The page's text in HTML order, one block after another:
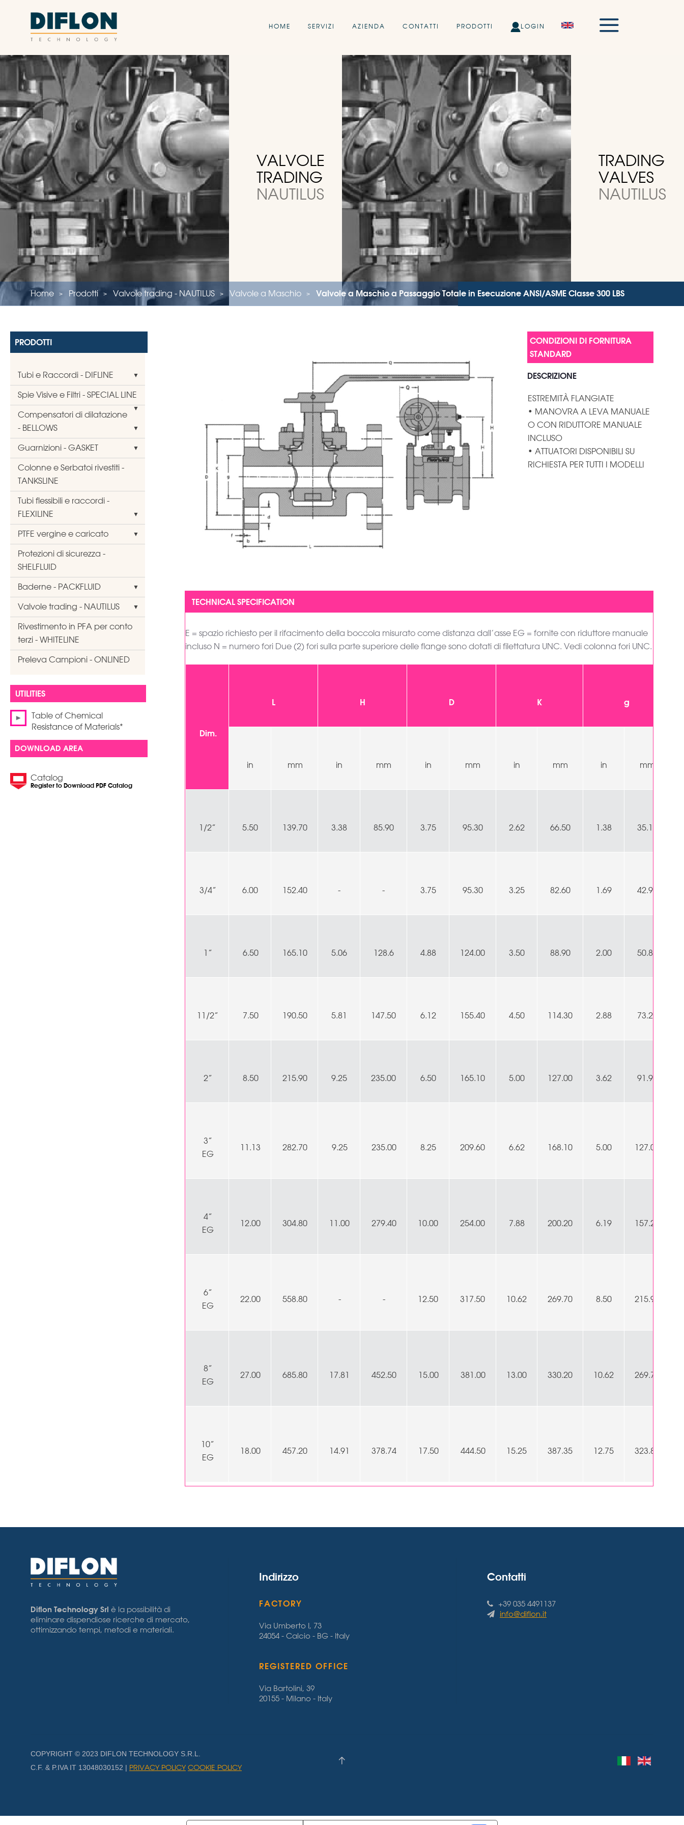
HOME SERVIZI AZIENDA CONTATTI PRODOTTI LOGIN
VALVOLE
TRADING
NAUTILUS
TRADING
VALVES
NAUTILUS
Home Prodotti Valvole trading - NAUTILUS Valvole a Maschio Valvole a Maschio a Passaggio Totale in Esecuzione ANSI/ASME Classe 300 LBS
PRODOTTI
Tubi e Raccordi - DIFLINE
Spie Visive e Filtri - SPECIAL LINE
Compensatori di dilatazione
- BELLOWS
Guarnizioni - GASKET
Colonne e Serbatoi rivestiti -
TANKSLINE
Tubi flessibili e raccordi -
FLEXILINE
PTFE vergine e caricato
Protezioni di sicurezza -
SHELFLUID
Baderne - PACKFLUID
Valvole trading - NAUTILUS
Rivestimento in PFA per conto
terzi - WHITELINE
Preleva Campioni - ONLINED
Table of Chemical
Resistance of Materials*
DOWNLOAD AREA
Catalog
Register to Download PDF Catalog
DESCRIZIONE
ESTREMITÀ FLANGIATE
• MANOVRA A LEVA MANUALE
O CON RIDUTTORE MANUALE
INCLUSO
• ATTUATORI DISPONIBILI SU
RICHIESTA PER TUTTI I MODELLI
E = spazio richiesto per il rifacimento della boccola misurato come distanza dall’asse EG = fornite con riduttore manuale
incluso N = numero fori Due (2) fori sulla parte superiore delle flange sono dotati di filettatura UNC. Vedi colonna fori UNC.
Dim.
L H D K g
in mm in mm in mm in mm in mm
1/2” 5.50 139.70 3.38 85.90 3.75 95.30 2.62 66.50 1.38 35.10
3/4” 6.00 152.40 - - 3.75 95.30 3.25 82.60 1.69 42.90
1” 6.50 165.10 5.06 128.6 4.88 124.00 3.50 88.90 2.00 50.80
11/2” 7.50 190.50 5.81 147.50 6.12 155.40 4.50 114.30 2.88 73.20
2” 8.50 215.90 9.25 235.00 6.50 165.10 5.00 127.00 3.62 91.90
3”
EG
11.13 282.70 9.25 235.00 8.25 209.60 6.62 168.10 5.00 127.00
4”
EG
12.00 304.80 11.00 279.40 10.00 254.00 7.88 200.20 6.19 157.20
6”
EG
22.00 558.80 - - 12.50 317.50 10.62 269.70 8.50 215.90
8”
EG
27.00 685.80 17.81 452.50 15.00 381.00 13.00 330.20 10.62 269.70
10”
EG
18.00 457.20 14.91 378.74 17.50 444.50 15.25 387.35 12.75 323.85
Diflon Technology Srl è la possibilità di
eliminare dispendiose ricerche di mercato,
ottimizzando tempi, metodi e materiali.
Indirizzo
FACTORY
Via Umberto I, 73
24054 - Calcio - BG - Italy
REGISTERED OFFICE
Via Bartolini, 39
20155 - Milano - Italy
Contatti
+39 035 4491137
info@diflon.it
COPYRIGHT © 2023 DIFLON TECHNOLOGY S.R.L.
C.F. & P.IVA IT 13048030152 | PRIVACY POLICY COOKIE POLICY